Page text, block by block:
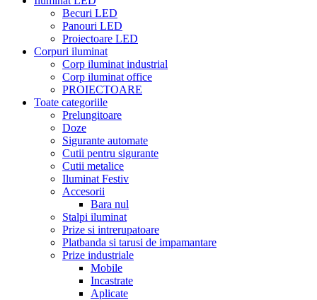
Becuri LED
Panouri LED
Proiectoare LED
Corpuri iluminat
Corp iluminat industrial
Corp iluminat office
PROIECTOARE
Toate categoriile
Prelungitoare
Doze
Sigurante automate
Cutii pentru sigurante
Cutii metalice
Iluminat Festiv
Accesorii
Bara nul
Stalpi iluminat
Prize si intrerupatoare
Platbanda si tarusi de impamantare
Prize industriale
Mobile
Incastrate
Aplicate